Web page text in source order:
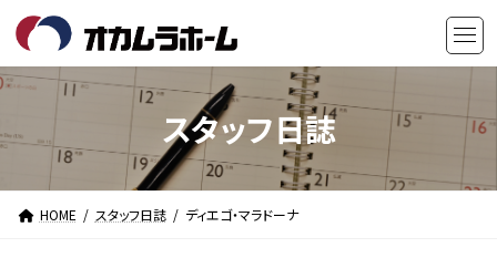
テ
ン
へ
キ
ゲ
ー
ョ
に
スタッフ日誌
HOME スタッフ日誌 ディエゴ・マラドーナ